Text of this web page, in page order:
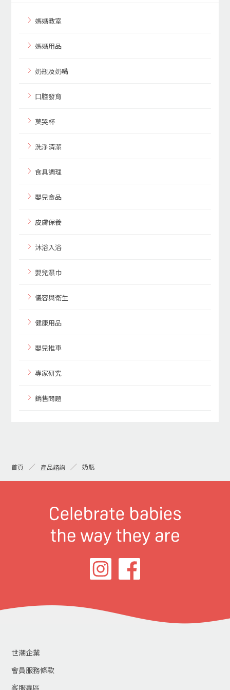
媽媽教室
媽媽用品
奶瓶及奶嘴
口腔發育
莫哭杯
洗淨清潔
食具調理
嬰兒食品
皮膚保養
沐浴入浴
嬰兒濕巾
儀容與衛生
健康用品
嬰兒推車
專家研究
銷售問題
首頁 產品諮詢 奶瓶
世潮企業
會員服務條款
客服專區